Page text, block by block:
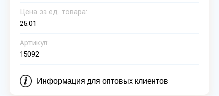
Цена за ед. товара:
25.01
Артикул:
15092
Информация для оптовых клиентов